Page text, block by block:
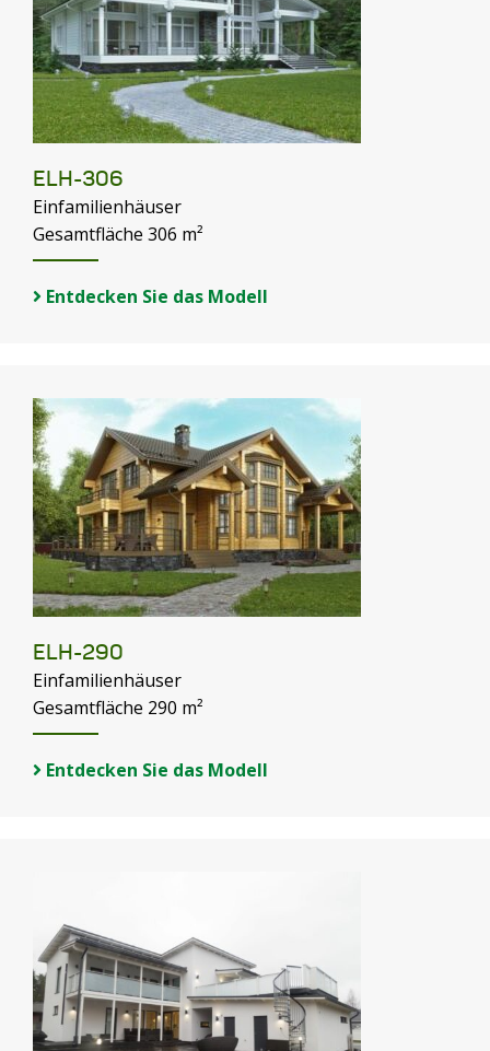
ELH-306
Einfamilienhäuser
Gesamtfläche 306 m²
Entdecken Sie das Modell
ELH-290
Einfamilienhäuser
Gesamtfläche 290 m²
Entdecken Sie das Modell